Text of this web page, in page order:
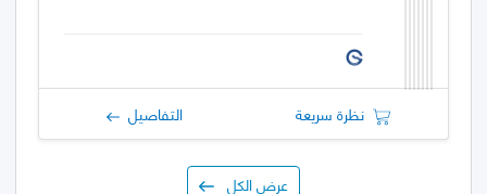
نظرة سريعة التفاصيل
عرض الكل